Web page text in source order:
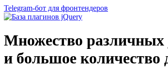
Telegram-бот для фронтендеров
Множество различных
и большое количество